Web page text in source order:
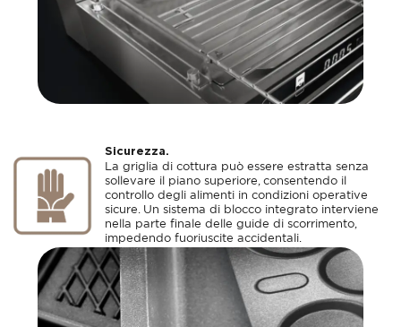
Sicurezza.
La griglia di cottura può essere estratta senza
sollevare il piano superiore, consentendo il
controllo degli alimenti in condizioni operative
sicure. Un sistema di blocco integrato interviene
nella parte finale delle guide di scorrimento,
impedendo fuoriuscite accidentali.